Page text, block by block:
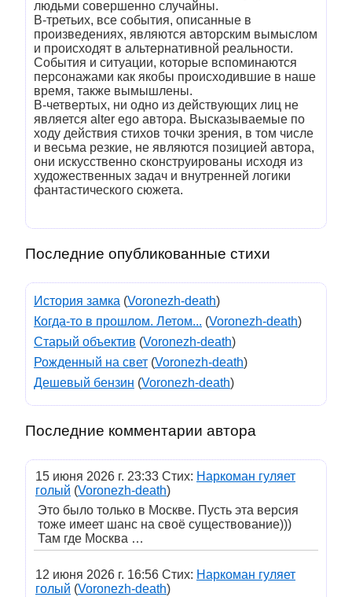
людьми совершенно случайны.
В-третьих, все события, описанные в
произведениях, являются авторским вымыслом
и происходят в альтернативной реальности.
События и ситуации, которые вспоминаются
персонажами как якобы происходившие в наше
время, также вымышлены.
В-четвертых, ни одно из действующих лиц не
является alter ego автора. Высказываемые по
ходу действия стихов точки зрения, в том числе
и весьма резкие, не являются позицией автора,
они искусственно сконструированы исходя из
художественных задач и внутренней логики
фантастического сюжета.
Последние опубликованные стихи
История замка (Voronezh-death)
Когда-то в прошлом. Летом... (Voronezh-death)
Старый объектив (Voronezh-death)
Рожденный на свет (Voronezh-death)
Дешевый бензин (Voronezh-death)
Последние комментарии автора
15 июня 2026 г. 23:33 Стих: Наркоман гуляет
голый (Voronezh-death)
Это было только в Москве. Пусть эта версия
тоже имеет шанс на своë существование)))
Там где Москва …
12 июня 2026 г. 16:56 Стих: Наркоман гуляет
голый (Voronezh-death)